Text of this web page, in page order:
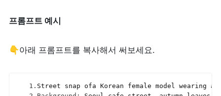
프롬프트 예시
👇아래 프롬프트를 복사해서 써보세요.
1. Street snap ofa Korean female model wearing